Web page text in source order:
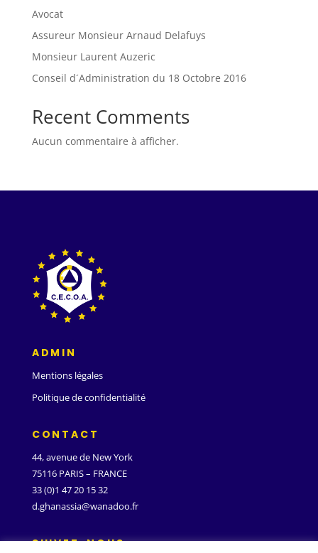
Avocat
Assureur Monsieur Arnaud Delafuys
Monsieur Laurent Auzeric
Conseil d´Administration du 18 Octobre 2016
Recent Comments
Aucun commentaire à afficher.
ADMIN
Mentions légales
Politique de confidentialité
CONTACT
44, avenue de New York
75116 PARIS – FRANCE
33 (0)1 47 20 15 32
d.ghanassia@wanadoo.fr
SUIVEZ-NOUS